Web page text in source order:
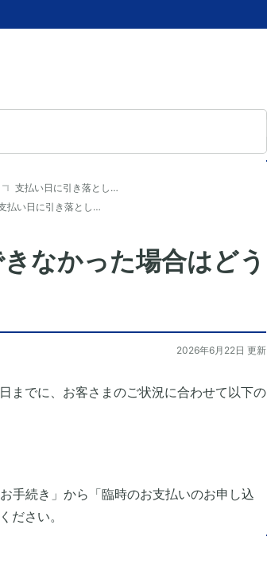
支払い日に引き落とし…
払い日に引き落とし…
なかった場合はどう
2026年6月22日 更新
までに、お客さまのご状況に合わせて以下の
手続き」から「臨時のお支払いのお申し込
ださい。